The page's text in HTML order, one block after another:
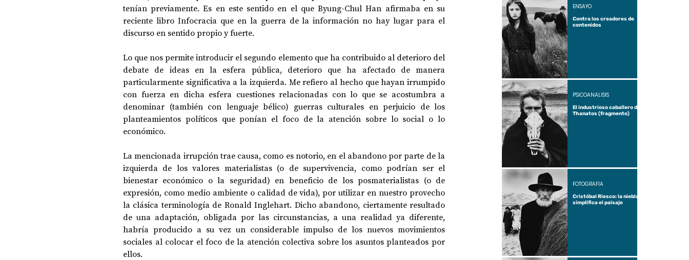
tenían previamente. Es en este sentido en el que Byung-Chul Han afirmaba en su
reciente libro Infocracia que en la guerra de la información no hay lugar para el
discurso en sentido propio y fuerte.
Lo que nos permite introducir el segundo elemento que ha contribuido al deterioro del
debate de ideas en la esfera pública, deterioro que ha afectado de manera
particularmente significativa a la izquierda. Me refiero al hecho que hayan irrumpido
con fuerza en dicha esfera cuestiones relacionadas con lo que se acostumbra a
denominar (también con lenguaje bélico) guerras culturales en perjuicio de los
planteamientos políticos que ponían el foco de la atención sobre lo social o lo
económico.
La mencionada irrupción trae causa, como es notorio, en el abandono por parte de la
izquierda de los valores materialistas (o de supervivencia, como podrían ser el
bienestar económico o la seguridad) en beneficio de los posmaterialistas (o de
expresión, como medio ambiente o calidad de vida), por utilizar en nuestro provecho
la clásica terminología de Ronald Inglehart. Dicho abandono, ciertamente resultado
de una adaptación, obligada por las circunstancias, a una realidad ya diferente,
habría producido a su vez un considerable impulso de los nuevos movimientos
sociales al colocar el foco de la atención colectiva sobre los asuntos planteados por
ellos.
Contra los creadores de
contenidos
ENSAYO
El industrioso caballero de
Thanatos (fragmento)
PSICOANÁLISIS
Cristóbal Riesco: la niebla
simplifica el paisaje
FOTOGRAFÍA